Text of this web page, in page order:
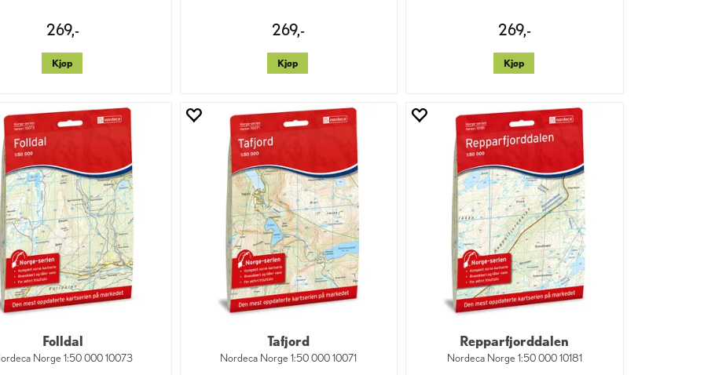
269,-
Kjøp
269,-
Kjøp
269,-
Kjøp
Folldal
Norge 1:50 000 10073
Tafjord
Nordeca Norge 1:50 000 10071
Repparfjorddalen
Nordeca Norge 1:50 000 10181